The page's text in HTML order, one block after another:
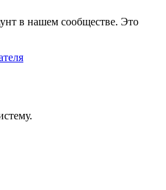
в нашем сообществе. Это